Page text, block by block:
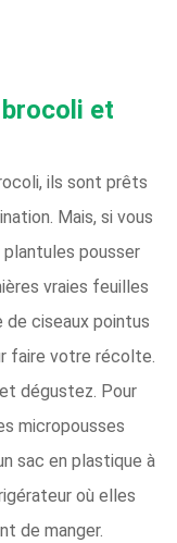
et
ils sont prêts
Mais, si vous
pousser
vraies feuilles
de ciseaux pointus
faire votre récolte.
dégustez. Pour
micropousses
sac en plastique à
où elles
de manger.